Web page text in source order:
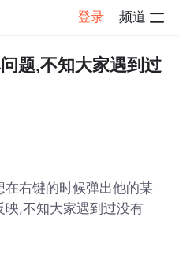
登录 频道
题,不知大家遇到过
右键的时候弹出他的某
,不知大家遇到过没有